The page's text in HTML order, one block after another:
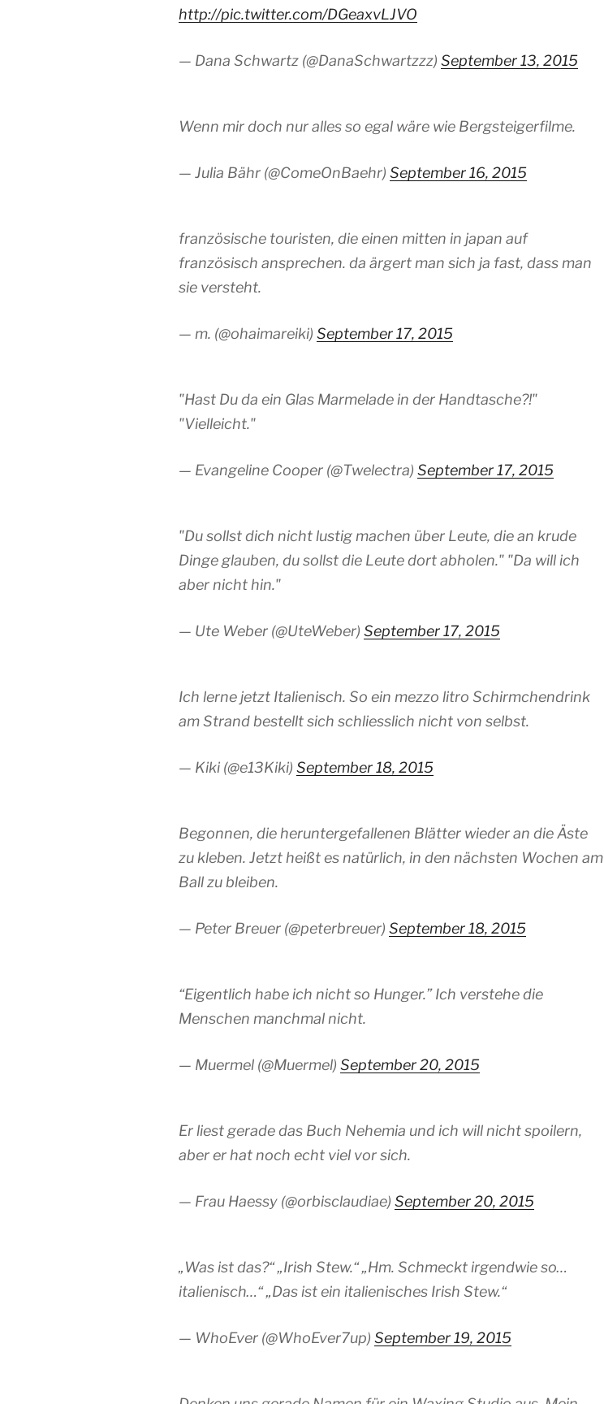
http://pic.twitter.com/DGeaxvLJVO
— Dana Schwartz (@DanaSchwartzzz) September 13, 2015
Wenn mir doch nur alles so egal wäre wie Bergsteigerfilme.
— Julia Bähr (@ComeOnBaehr) September 16, 2015
französische touristen, die einen mitten in japan auf
französisch ansprechen. da ärgert man sich ja fast, dass man
sie versteht.
— m. (@ohaimareiki) September 17, 2015
"Hast Du da ein Glas Marmelade in der Handtasche?!"
"Vielleicht."
— Evangeline Cooper (@Twelectra) September 17, 2015
"Du sollst dich nicht lustig machen über Leute, die an krude
Dinge glauben, du sollst die Leute dort abholen." "Da will ich
aber nicht hin."
— Ute Weber (@UteWeber) September 17, 2015
Ich lerne jetzt Italienisch. So ein mezzo litro Schirmchendrink
am Strand bestellt sich schliesslich nicht von selbst.
— Kiki (@e13Kiki) September 18, 2015
Begonnen, die heruntergefallenen Blätter wieder an die Äste
zu kleben. Jetzt heißt es natürlich, in den nächsten Wochen am
Ball zu bleiben.
— Peter Breuer (@peterbreuer) September 18, 2015
“Eigentlich habe ich nicht so Hunger.” Ich verstehe die
Menschen manchmal nicht.
— Muermel (@Muermel) September 20, 2015
Er liest gerade das Buch Nehemia und ich will nicht spoilern,
aber er hat noch echt viel vor sich.
— Frau Haessy (@orbisclaudiae) September 20, 2015
„Was ist das?“ „Irish Stew.“ „Hm. Schmeckt irgendwie so…
italienisch…“ „Das ist ein italienisches Irish Stew.“
— WhoEver (@WhoEver7up) September 19, 2015